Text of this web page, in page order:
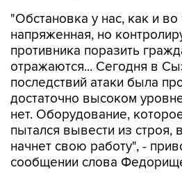
"Обстановка у нас, как и во
напряженная, но
противника поразить
отражаются... Сегодня в
последствий атаки была
достаточно высоком
нет. Оборудование,
пытался вывести из строя,
начнет свою работу", -
сообщении слова